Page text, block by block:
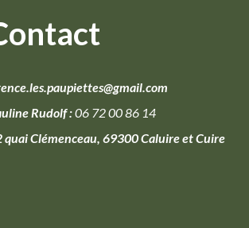
Rudolf :06 72 00 86 14
quai Clémenceau, 69300 Caluire et Cuire